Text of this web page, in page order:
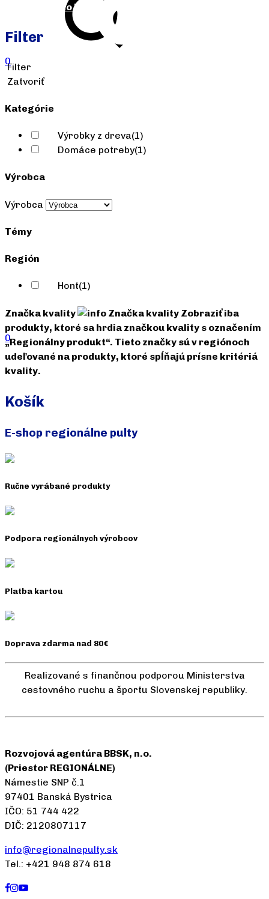
0
0
Pridať do košíka
Filter
Filter
Zatvoriť
Kategórie
Výrobky z dreva(1)
Domáce potreby(1)
Výrobca
Výrobca
Témy
Región
Hont(1)
Značka kvality Značka kvality Zobraziť iba
produkty, ktoré sa hrdia značkou kvality s označením
„Regionálny produkt“. Tieto značky sú v regiónoch
udeľované na produkty, ktoré spĺňajú prísne kritériá
kvality.
Košík
E-shop regionálne pulty
Ručne vyrábané produkty
Podpora regionálnych výrobcov
Platba kartou
Doprava zdarma nad 80€
Realizované s finančnou podporou Ministerstva
cestovného ruchu a športu Slovenskej republiky.
Rozvojová agentúra BBSK, n.o.
(Priestor REGIONÁLNE)
Námestie SNP č.1
97401 Banská Bystrica
IČO: 51 744 422
DIČ: 2120807117
info@regionalnepulty.sk
Tel.: +421 948 874 618